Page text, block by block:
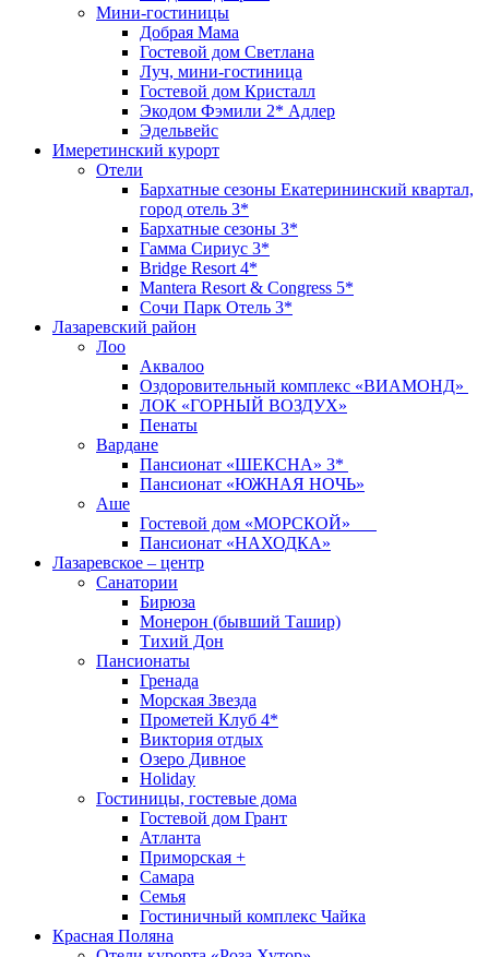
Мини-гостиницы
Добрая Мама
Гостевой дом Светлана
Луч, мини-гостиница
Гостевой дом Кристалл
Экодом Фэмили 2* Адлер
Эдельвейс
Имеретинский курорт
Отели
Бархатные сезоны Екатерининский квартал,
город отель 3*
Бархатные сезоны 3*
Гамма Сириус 3*
Bridge Resort 4*
Mantera Resort & Congress 5*
Сочи Парк Отель 3*
Лазаревский район
Лоо
Аквалоо
Оздоровительный комплекс «ВИАМОНД»
ЛОК «ГОРНЫЙ ВОЗДУХ»
Пенаты
Вардане
Пансионат «ШЕКСНА» 3*
Пансионат «ЮЖНАЯ НОЧЬ»
Аше
Гостевой дом «МОРСКОЙ»
Пансионат «НАХОДКА»
Лазаревское – центр
Санатории
Бирюза
Монерон (бывший Ташир)
Тихий Дон
Пансионаты
Гренада
Морская Звезда
Прометей Клуб 4*
Виктория отдых
Озеро Дивное
Holiday
Гостиницы, гостевые дома
Гостевой дом Грант
Атланта
Приморская +
Самара
Семья
Гостиничный комплекс Чайка
Красная Поляна